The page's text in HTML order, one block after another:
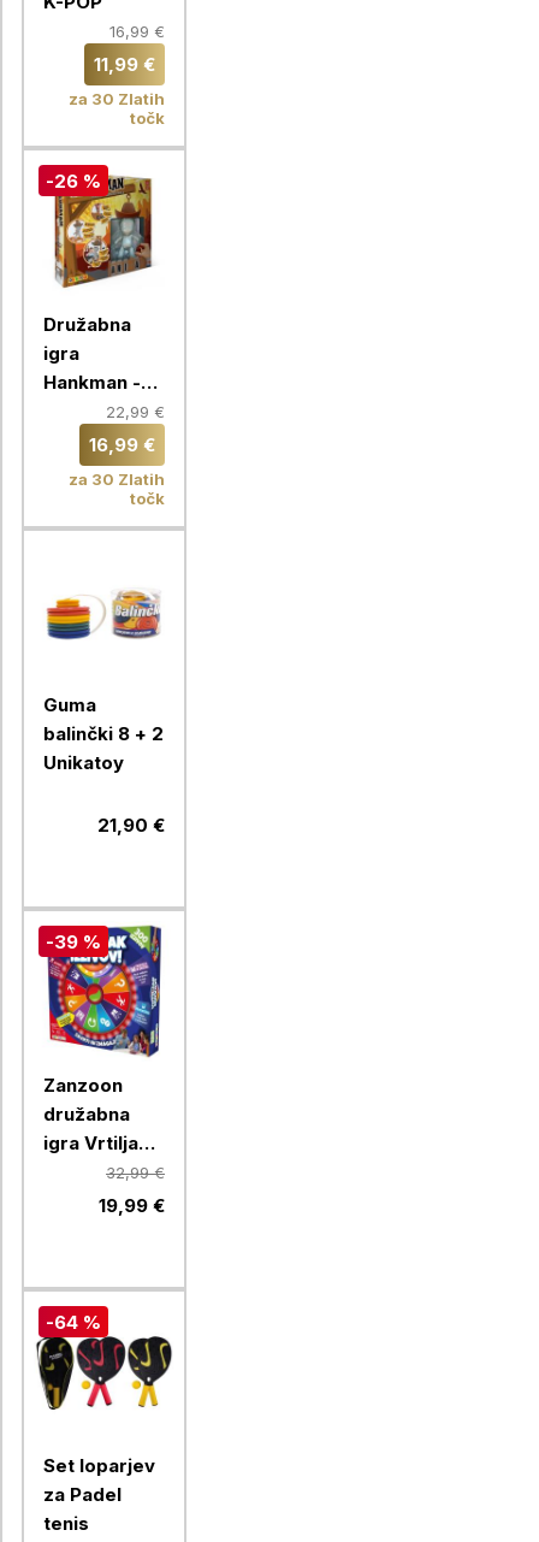
16,99 €
11,99 €
za 30 Zlatih
točk
-26 %
Družabna
igra
Hankman -
klasična igra
vislic
22,99 €
16,99 €
za 30 Zlatih
točk
Guma
balinčki 8 + 2
Unikatoy
21,90 €
-39 %
Zanzoon
družabna
igra Vrtiljak
Izzivov32,99 €
19,99 €
-64 %
Set loparjev
za Padel
tenis